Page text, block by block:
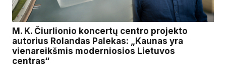
M. K. Čiurlionio koncertų centro projekto
autorius Rolandas Palekas: „Kaunas yra
vienareikšmis moderniosios Lietuvos
centras“